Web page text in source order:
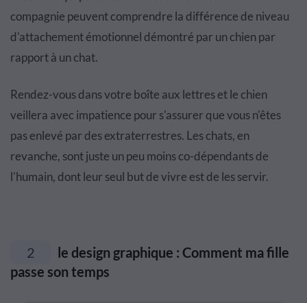
compagnie peuvent comprendre la différence de niveau
d'attachement émotionnel démontré par un chien par
rapport à un chat.
Rendez-vous dans votre boîte aux lettres et le chien
veillera avec impatience pour s'assurer que vous n'êtes
pas enlevé par des extraterrestres. Les chats, en
revanche, sont juste un peu moins co-dépendants de
l'humain, dont leur seul but de vivre est de les servir.
2
le design graphique : Comment ma fille
passe son temps